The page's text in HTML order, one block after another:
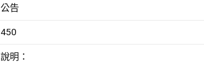
公告
450
說明：